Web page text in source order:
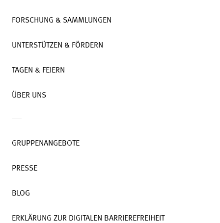
FORSCHUNG & SAMMLUNGEN
UNTERSTÜTZEN & FÖRDERN
TAGEN & FEIERN
ÜBER UNS
GRUPPENANGEBOTE
PRESSE
BLOG
ERKLÄRUNG ZUR DIGITALEN BARRIEREFREIHEIT